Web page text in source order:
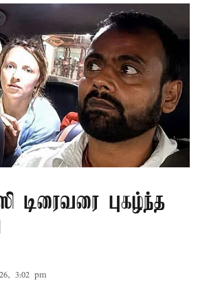
டிரைவரை புகழ்ந்த
3:02 pm